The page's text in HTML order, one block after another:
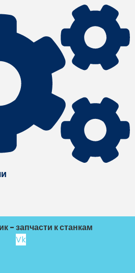
- запчасти к станкам
Vk